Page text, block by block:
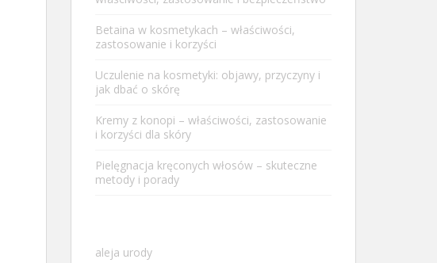
Betaina w kosmetykach – właściwości,
zastosowanie i korzyści
Uczulenie na kosmetyki: objawy, przyczyny i
jak dbać o skórę
Kremy z konopi – właściwości, zastosowanie
i korzyści dla skóry
Pielęgnacja kręconych włosów – skuteczne
metody i porady
aleja urody